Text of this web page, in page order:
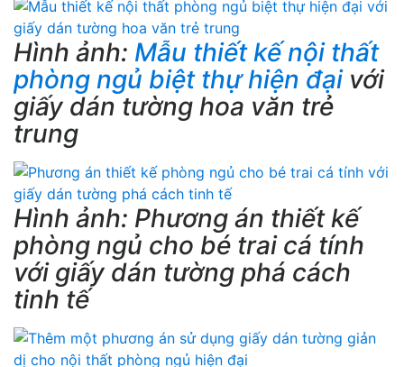
Hình ảnh: Mẫu thiết kế nội thất
phòng ngủ biệt thự hiện đạivới
giấy dán tường hoa văn trẻ
trung
Hình ảnh: Phương án thiết kế
phòng ngủ cho bé trai cá tính
với giấy dán tường phá cách
tinh tế